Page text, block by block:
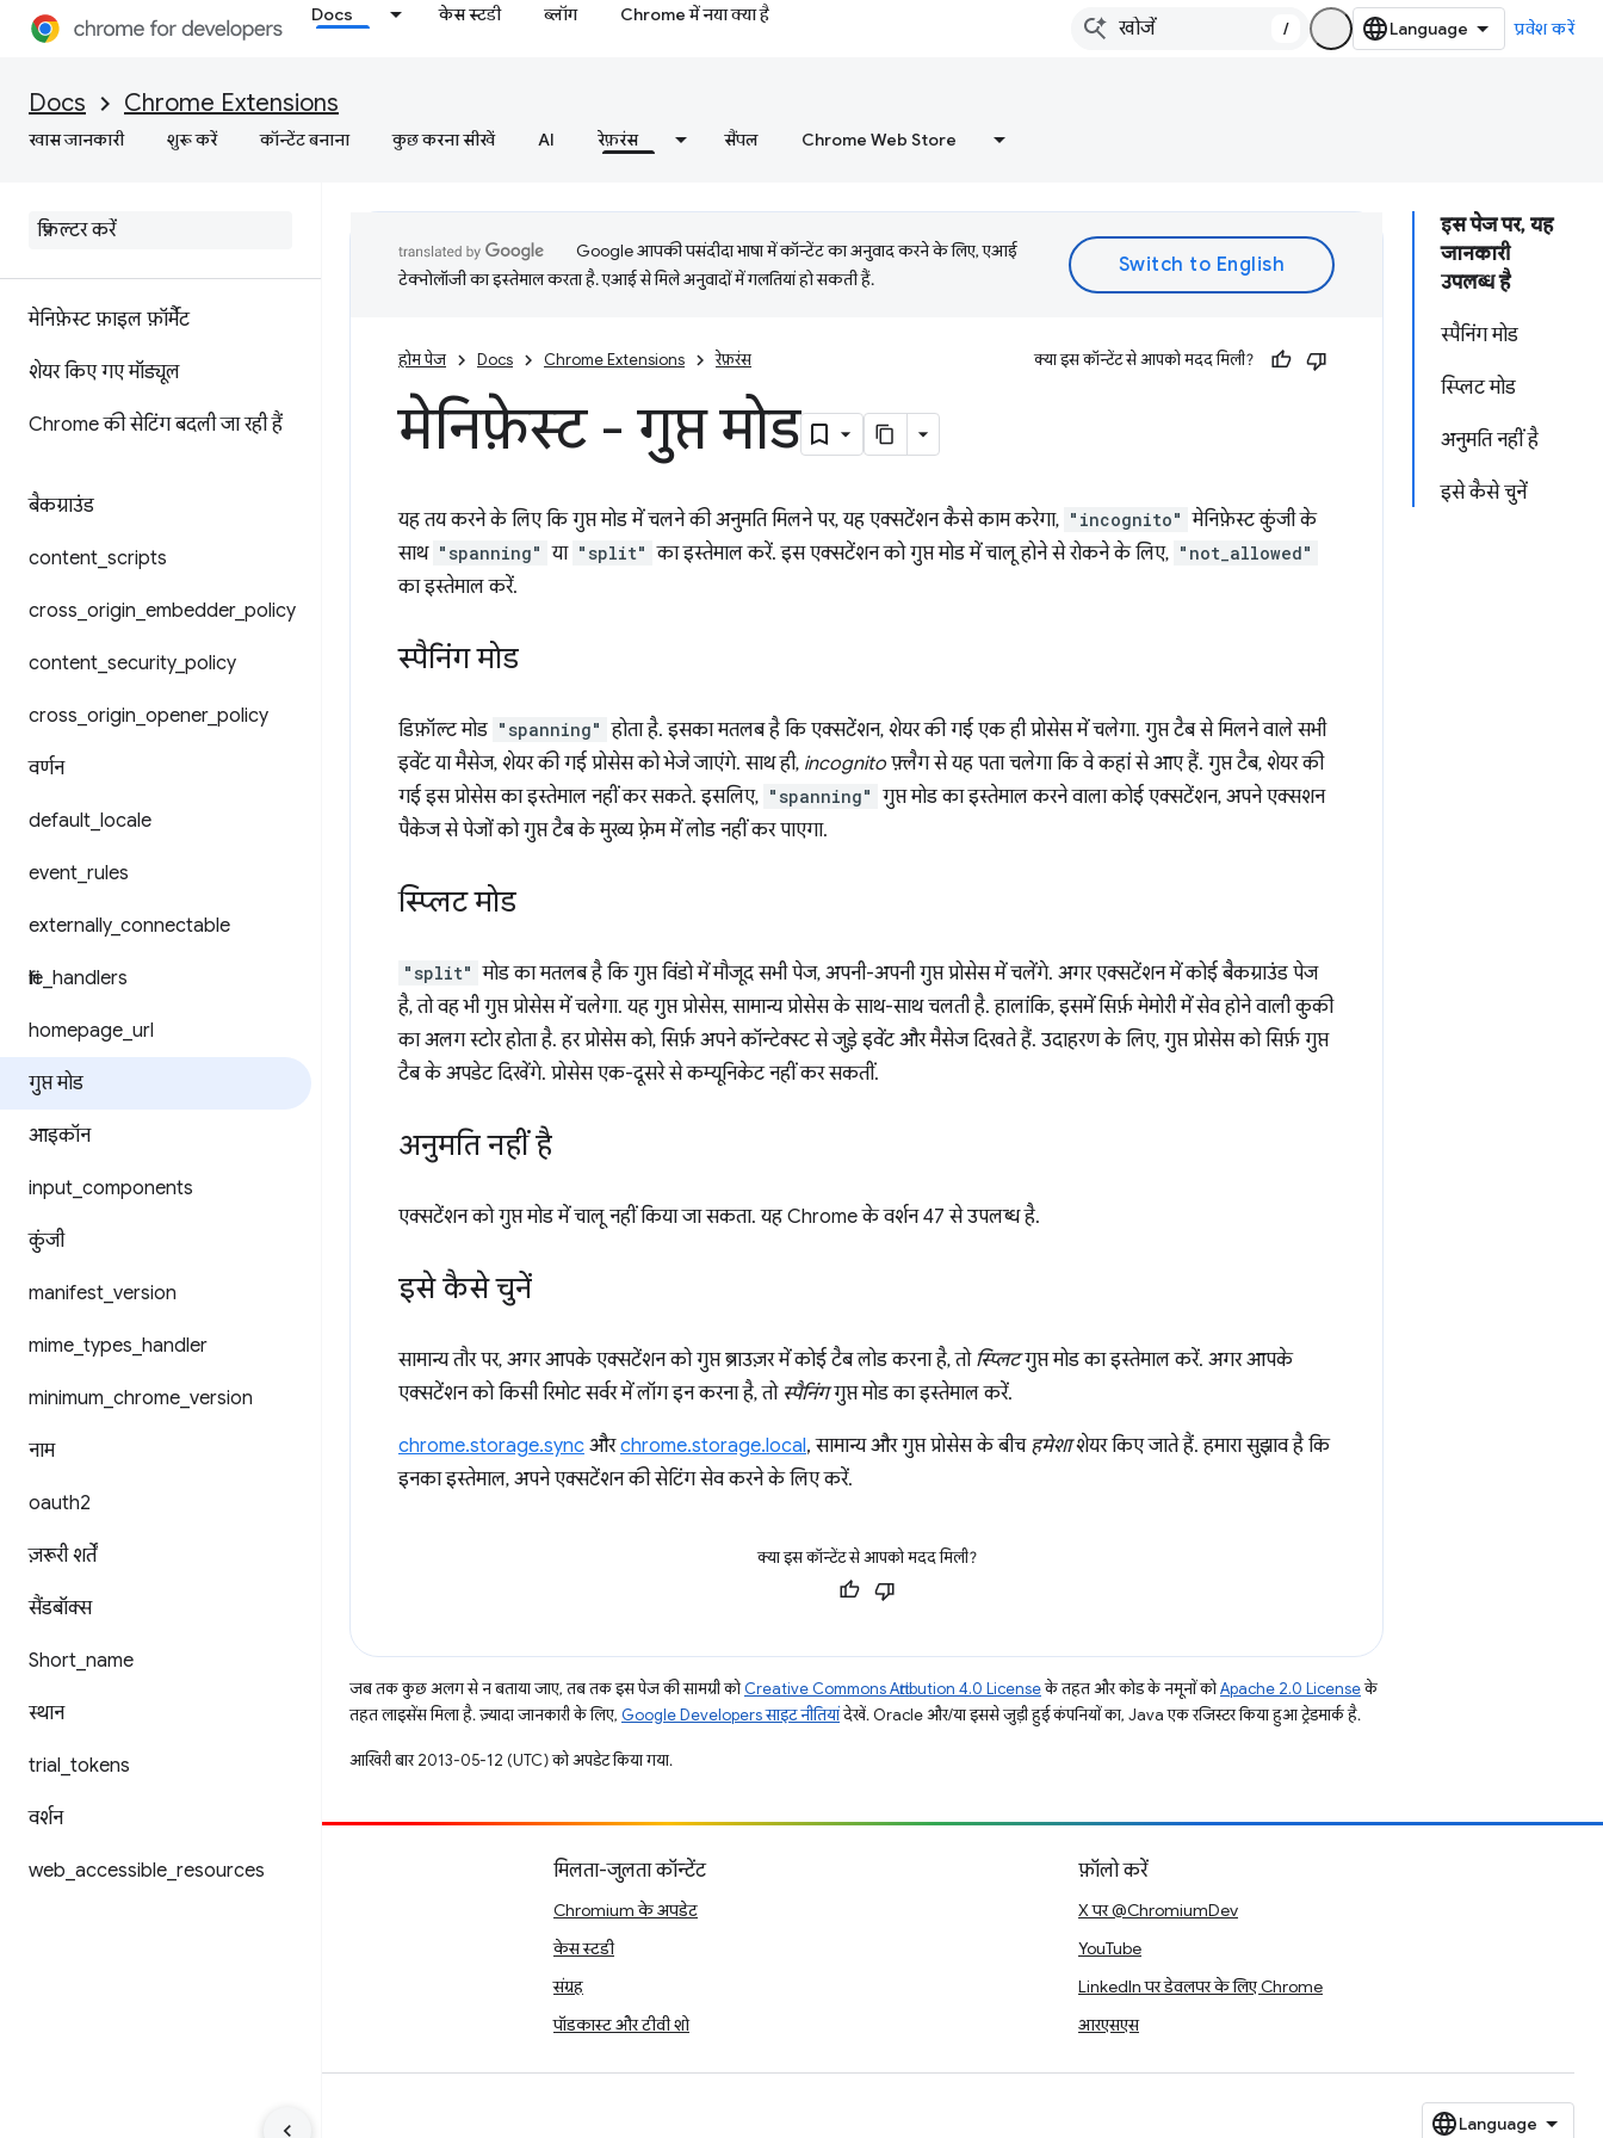
Docs केस स्टडी ब्लॉग Chrome में नया क्या है
/ प्रवेश करें
Docs Chrome Extensions
खास जानकारी शुरू करें कॉन्टेंट बनाना कुछ करना सीखें AI रेफ़रंस सैंपल Chrome Web Store
मेनिफ़ेस्ट फ़ाइल फ़ॉर्मैट
शेयर किए गए मॉड्यूल
Chrome की सेटिंग बदली जा रही हैं
बैकग्राउंड
content scripts
cross origin embedder_ policy
content security_ policy
cross origin opener_ policy
वर्णन
default locale
event rules
externally_ connectable
file handlers
homepage url
गुप्त मोड
आइकॉन
input components
कुंजी
manifest version
mime types handler
minimum chrome version
नाम
oauth2
ज़रूरी शर्तें
सैंडबॉक्स
Short name
स्थान
trial tokens
वर्शन
web accessible resources
इस पेज पर, यह
जानकारी
उपलब्ध है
स्पैनिंग मोड
स्प्लिट मोड
अनुमति नहीं है
इसे कैसे चुनें
Google आपकी पसंदीदा भाषा में कॉन्टेंट का अनुवाद करने के लिए, एआई
टेक्नोलॉजी का इस्तेमाल करता है. एआई से मिले अनुवादों में गलतियां हो सकती हैं.
होम पेज Docs Chrome Extensions रेफ़रंस क्या इस कॉन्टेंट से आपको मदद मिली?
मेनिफ़ेस्ट - गुप्त मोड
यह तय करने के लिए कि गुप्त मोड में चलने की अनुमति मिलने पर, यह एक्सटेंशन कैसे काम करेगा, "incognito" मेनिफ़ेस्ट कुंजी के
साथ "spanning" या "split" का इस्तेमाल करें. इस एक्सटेंशन को गुप्त मोड में चालू होने से रोकने के लिए, "not_allowed"
का इस्तेमाल करें.
स्पैनिंग मोड
डिफ़ॉल्ट मोड "spanning" होता है. इसका मतलब है कि एक्सटेंशन, शेयर की गई एक ही प्रोसेस में चलेगा. गुप्त टैब से मिलने वाले सभी
इवेंट या मैसेज, शेयर की गई प्रोसेस को भेजे जाएंगे. साथ ही, incognito फ़्लैग से यह पता चलेगा कि वे कहां से आए हैं. गुप्त टैब, शेयर की
गई इस प्रोसेस का इस्तेमाल नहीं कर सकते. इसलिए, "spanning" गुप्त मोड का इस्तेमाल करने वाला कोई एक्सटेंशन, अपने एक्सशन
पैकेज से पेजों को गुप्त टैब के मुख्य फ़्रेम में लोड नहीं कर पाएगा.
स्प्लिट मोड
"split" मोड का मतलब है कि गुप्त विंडो में मौजूद सभी पेज, अपनी-अपनी गुप्त प्रोसेस में चलेंगे. अगर एक्सटेंशन में कोई बैकग्राउंड पेज
है, तो वह भी गुप्त प्रोसेस में चलेगा. यह गुप्त प्रोसेस, सामान्य प्रोसेस के साथ-साथ चलती है. हालांकि, इसमें सिर्फ़ मेमोरी में सेव होने वाली कुकी
का अलग स्टोर होता है. हर प्रोसेस को, सिर्फ़ अपने कॉन्टेक्स्ट से जुड़े इवेंट और मैसेज दिखते हैं. उदाहरण के लिए, गुप्त प्रोसेस को सिर्फ़ गुप्त
टैब के अपडेट दिखेंगे. प्रोसेस एक-दूसरे से कम्यूनिकेट नहीं कर सकतीं.
अनुमति नहीं है
एक्सटेंशन को गुप्त मोड में चालू नहीं किया जा सकता. यह Chrome के वर्शन 47 से उपलब्ध है.
इसे कैसे चुनें
सामान्य तौर पर, अगर आपके एक्सटेंशन को गुप्त ब्राउज़र में कोई टैब लोड करना है, तो स्प्लिटगुप्त मोड का इस्तेमाल करें. अगर आपके
एक्सटेंशन को किसी रिमोट सर्वर में लॉग इन करना है, तो स्पैनिंगगुप्त मोड का इस्तेमाल करें.
chrome.storage.sync औरchrome.storage.local, सामान्य और गुप्त प्रोसेस के बीच हमेशाशेयर किए जाते हैं. हमारा सुझाव है कि
इनका इस्तेमाल, अपने एक्सटेंशन की सेटिंग सेव करने के लिए करें.
क्या इस कॉन्टेंट से आपको मदद मिली?
जब तक कुछ अलग से न बताया जाए, तब तक इस पेज की सामग्री कोCreative Commons Attribution 4.0 Licenseके तहत और कोड के नमूनों कोApache 2.0 Licenseके
तहत लाइसेंस मिला है. ज़्यादा जानकारी के लिए, Google Developers साइट नीतियांदेखें. Oracle और/या इससे जुड़ी हुई कंपनियों का, Java एक रजिस्टर किया हुआ ट्रेडमार्क है.
आखिरी बार 2013-05-12 (UTC) को अपडेट किया गया.
सहयोग करें मिलता-जुलता कॉन्टेंट
Chromium के अपडेट
केस स्टडी
संग्रह
पॉडकास्ट और टीवी शो
फ़ॉलो करें
X पर @ChromiumDev
YouTube
LinkedIn पर डेवलपर के लिए Chrome
आरएसएस